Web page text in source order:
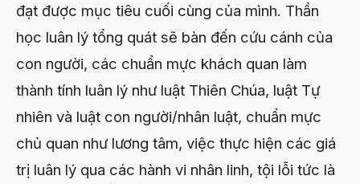
đạt được mục tiêu cuối cùng của mình. Thần
học luân lý tổng quát sẽ bàn đến cứu cánh của
con người, các chuẩn mực khách quan làm
thành tính luân lý như luật Thiên Chúa, luật Tự
nhiên và luật con người/nhân luật, chuẩn mực
chủ quan như lương tâm, việc thực hiện các giá
trị luân lý qua các hành vi nhân linh, tội lỗi tức là